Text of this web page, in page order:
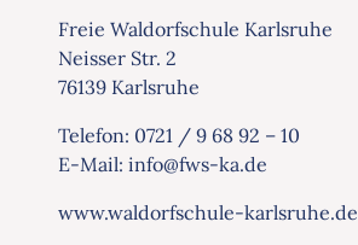
Freie Waldorfschule Karlsruhe
Neisser Str. 2
76139 Karlsruhe
Telefon: 0721 / 9 68 92 – 10
E-Mail: info@fws-ka.de
www.waldorfschule-karlsruhe.de